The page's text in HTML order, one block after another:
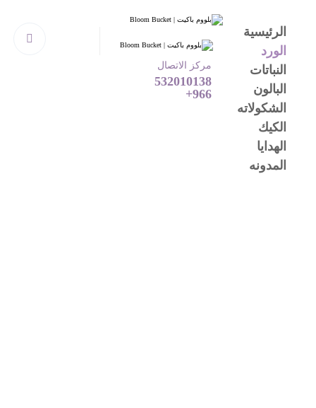
الرئيسية
الورد
النباتات
البالون
الشكولاته
الكيك
الهدايا
المدونه
مركز الاتصال
532010138
966+